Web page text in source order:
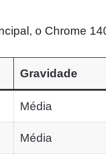
o Chrome
Gravidade
Média
Média